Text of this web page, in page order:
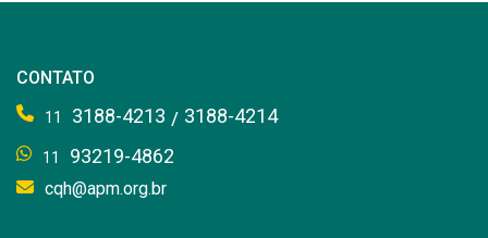
CONTATO
11 3188-4213 / 3188-4214
11 93219-4862
cqh@apm.org.br